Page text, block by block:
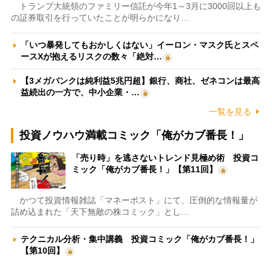
トランプ大統領のファミリー信託が今年1～3月に3000回以上も
の証券取引を行っていたことが明らかになり…
「いつ暴発してもおかしくはない」イーロン・マスク氏とスペ
ースXが抱えるリスクの数々「絶対…
【3メガバンクは純利益5兆円超】銀行、商社、ゼネコンは最高
益続出の一方で、中小企業・…
一覧を見る
投資ノウハウ満載コミック「俺がカブ番長！」
「売り時」を逃さないトレンド見極め術 投資コ
ミック「俺がカブ番長！」【第11回】
かつて投資情報雑誌「マネーポスト」にて、圧倒的な情報量が
詰め込まれた「天下無敵の株コミック」とし…
テクニカル分析・集中講義 投資コミック「俺がカブ番長！」
【第10回】